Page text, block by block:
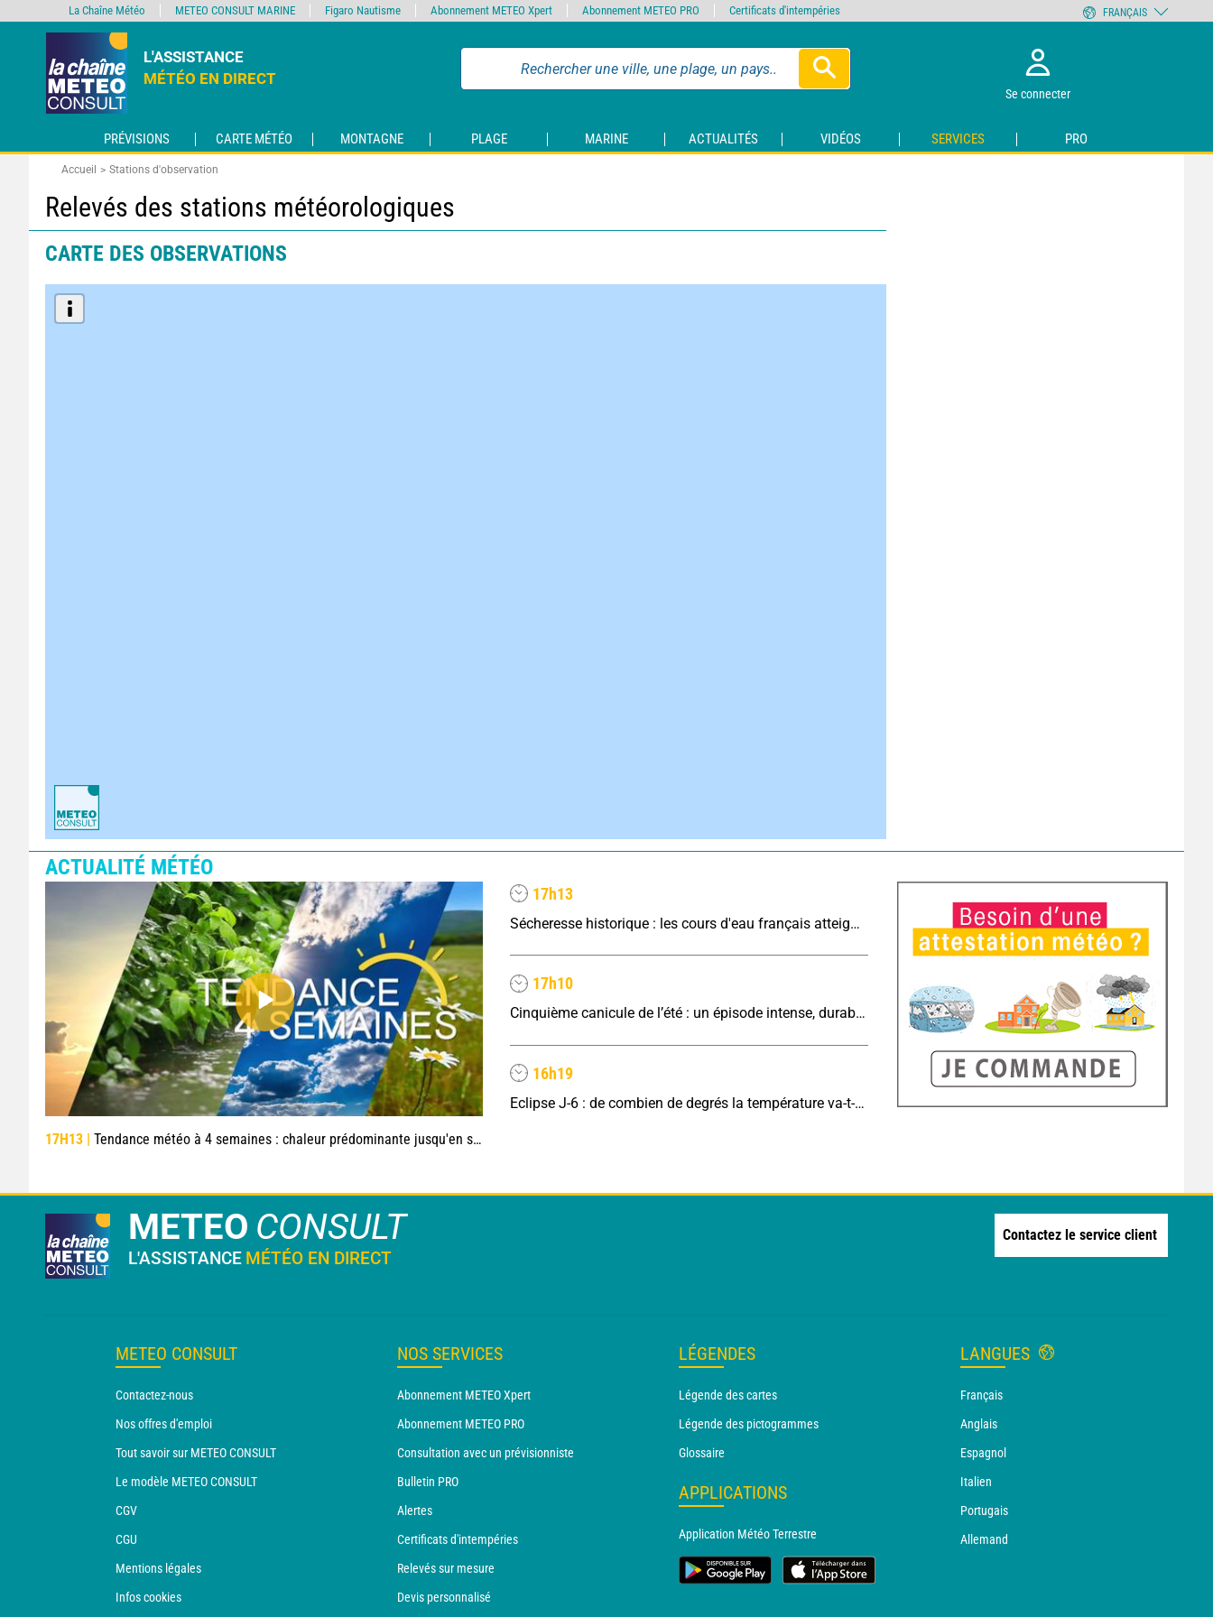
L'ASSISTANCE
MÉTÉO EN DIRECT
Se connecter
PRÉVISIONS CARTE MÉTÉO MONTAGNE PLAGE MARINE ACTUALITÉS VIDÉOS SERVICES PRO
Accueil Stations d'observation
Relevés des stations météorologiques
CARTE DES OBSERVATIONS
ACTUALITÉ MÉTÉO
17H13 | Tendance météo à 4 semaines : chaleur prédominante jusqu'en septembre
17h13
Sécheresse historique : les cours d'eau français atteignent un niveau critique
17h10
Cinquième canicule de l’été : un épisode intense, durable et étendu la semaine prochaine
16h19
Eclipse J-6 : de combien de degrés la température va-t-elle chuter pendant l'éclipse du 12 août ?
METEO CONSULT
L'ASSISTANCE MÉTÉO EN DIRECT
Contactez le service client
METEO CONSULT
Contactez-nous
Nos offres d'emploi
Tout savoir sur METEO CONSULT
Le modèle METEO CONSULT
CGV
CGU
Mentions légales
Infos cookies
NOS SERVICES
Abonnement METEO Xpert
Abonnement METEO PRO
Consultation avec un prévisionniste
Bulletin PRO
Alertes
Certificats d'intempéries
Relevés sur mesure
Devis personnalisé
LÉGENDES
Légende des cartes
Légende des pictogrammes
Glossaire
APPLICATIONS
Application Météo Terrestre
LANGUES
Français
Anglais
Espagnol
Italien
Portugais
Allemand
La Chaîne Météo METEO CONSULT MARINE Figaro Nautisme Abonnement METEO Xpert Abonnement METEO PRO Certificats d'intempéries FRANÇAIS